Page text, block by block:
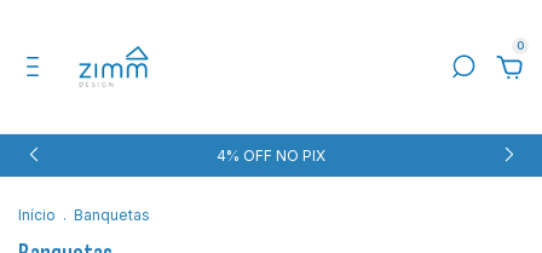
0
4% OFF NO PIX
Início . Banquetas